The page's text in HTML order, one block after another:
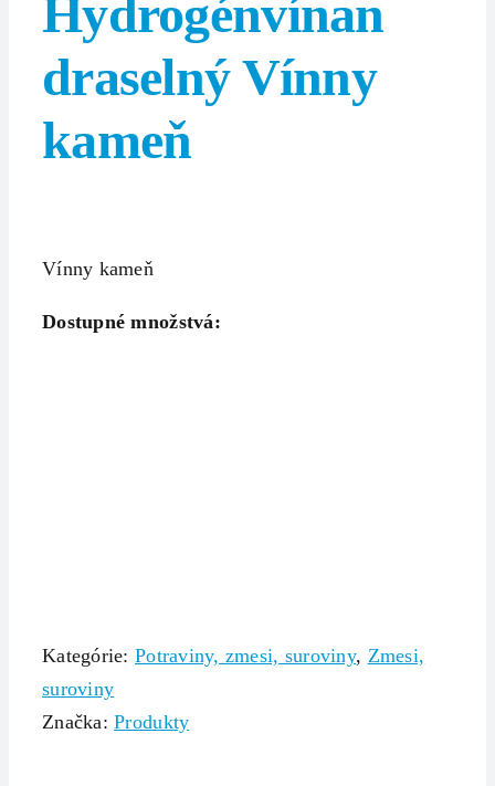
Hydrogénvínan
draselný Vínny
kameň
Vínny kameň
Dostupné množstvá:
Kategórie: Potraviny, zmesi, suroviny, Zmesi,
suroviny
Značka:Produkty